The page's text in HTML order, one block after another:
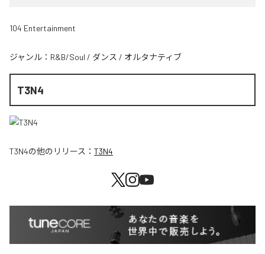
104 Entertainment
ジャンル： R&B/Soul / ダンス / オルタナティブ
T3N4
T3N4の他のリリース： T3N4